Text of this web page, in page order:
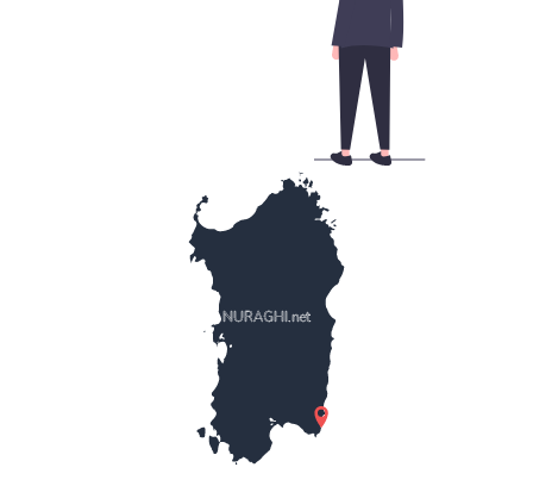
NURAGHI.net